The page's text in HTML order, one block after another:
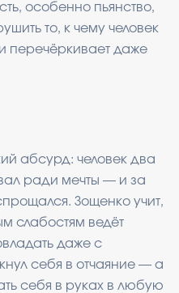
особенно пьянство,
то, к чему человек
перечёркивает даже
абсурд: человек два
ради мечты — и за
Зощенко учит,
слабостям ведёт
даже с
себя в отчаяние — а
себя в руках в любую